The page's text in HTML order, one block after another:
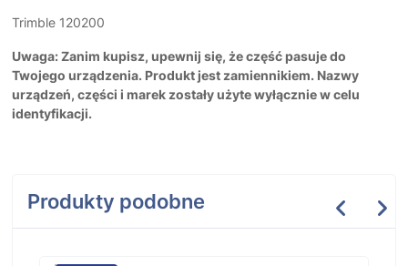
Trimble 120200
Uwaga: Zanim kupisz, upewnij się, że część pasuje do
Twojego urządzenia. Produkt jest zamiennikiem. Nazwy
urządzeń, części i marek zostały użyte wyłącznie w celu
identyfikacji.
Produkty podobne